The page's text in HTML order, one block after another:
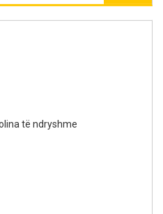
të ndryshme